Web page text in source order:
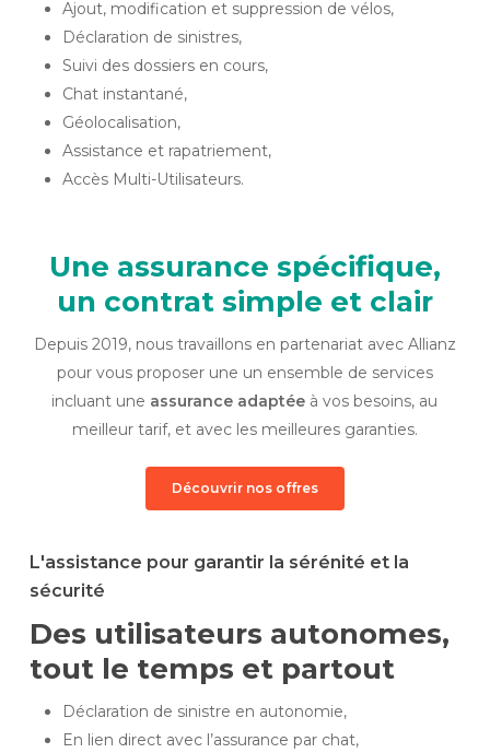
Ajout, modification et suppression de vélos,
Déclaration de sinistres,
Suivi des dossiers en cours,
Chat instantané,
Géolocalisation,
Assistance et rapatriement,
Accès Multi-Utilisateurs.
Une assurance spécifique,
un contrat simple et clair
Depuis 2019, nous travaillons en partenariat avec Allianz
pour vous proposer une un ensemble de services
incluant une assurance adaptée à vos besoins, au
meilleur tarif, et avec les meilleures garanties.
Découvrir nos offres
L'assistance pour garantir la sérénité et la
sécurité
Des utilisateurs autonomes,
tout le temps et partout
Déclaration de sinistre en autonomie,
En lien direct avec l’assurance par chat,